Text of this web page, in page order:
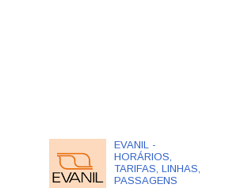
EVANIL -
HORÁRIOS,
TARIFAS, LINHAS,
PASSAGENS